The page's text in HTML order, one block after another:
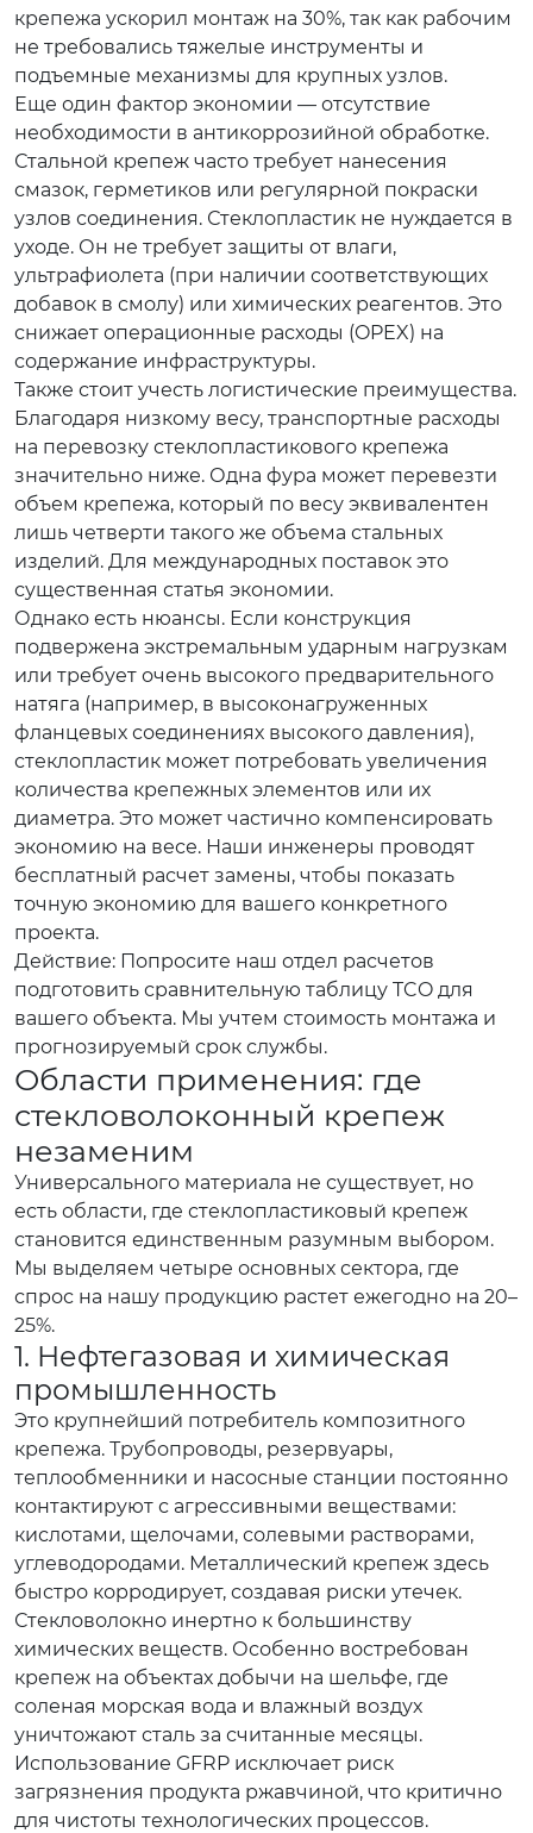
крепежа ускорил монтаж на 30%, так как рабочим
не требовались тяжелые инструменты и
подъемные механизмы для крупных узлов.
Еще один фактор экономии — отсутствие
необходимости в антикоррозийной обработке.
Стальной крепеж часто требует нанесения
смазок, герметиков или регулярной покраски
узлов соединения. Стеклопластик не нуждается в
уходе. Он не требует защиты от влаги,
ультрафиолета (при наличии соответствующих
добавок в смолу) или химических реагентов. Это
снижает операционные расходы (OPEX) на
содержание инфраструктуры.
Также стоит учесть логистические преимущества.
Благодаря низкому весу, транспортные расходы
на перевозку стеклопластикового крепежа
значительно ниже. Одна фура может перевезти
объем крепежа, который по весу эквивалентен
лишь четверти такого же объема стальных
изделий. Для международных поставок это
существенная статья экономии.
Однако есть нюансы. Если конструкция
подвержена экстремальным ударным нагрузкам
или требует очень высокого предварительного
натяга (например, в высоконагруженных
фланцевых соединениях высокого давления),
стеклопластик может потребовать увеличения
количества крепежных элементов или их
диаметра. Это может частично компенсировать
экономию на весе. Наши инженеры проводят
бесплатный расчет замены, чтобы показать
точную экономию для вашего конкретного
проекта.
Действие: Попросите наш отдел расчетов
подготовить сравнительную таблицу TCO для
вашего объекта. Мы учтем стоимость монтажа и
прогнозируемый срок службы.
Области применения: где
стекловолоконный крепеж
незаменим
Универсального материала не существует, но
есть области, где стеклопластиковый крепеж
становится единственным разумным выбором.
Мы выделяем четыре основных сектора, где
спрос на нашу продукцию растет ежегодно на 20–
25%.
1. Нефтегазовая и химическая
промышленность
Это крупнейший потребитель композитного
крепежа. Трубопроводы, резервуары,
теплообменники и насосные станции постоянно
контактируют с агрессивными веществами:
кислотами, щелочами, солевыми растворами,
углеводородами. Металлический крепеж здесь
быстро корродирует, создавая риски утечек.
Стекловолокно инертно к большинству
химических веществ. Особенно востребован
крепеж на объектах добычи на шельфе, где
соленая морская вода и влажный воздух
уничтожают сталь за считанные месяцы.
Использование GFRP исключает риск
загрязнения продукта ржавчиной, что критично
для чистоты технологических процессов.